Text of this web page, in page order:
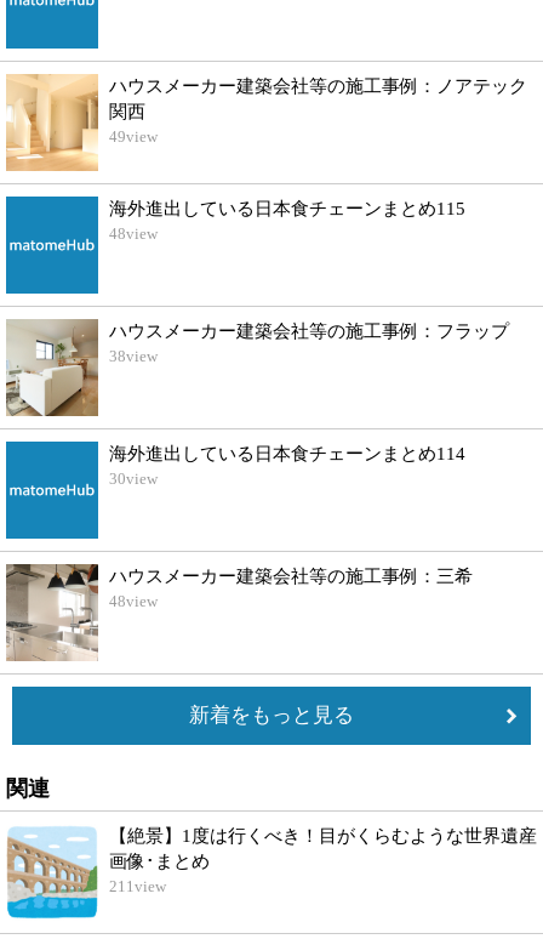
ハウスメーカー建築会社等の施工事例：ノアテック
関西
49view
海外進出している日本食チェーンまとめ115
48view
ハウスメーカー建築会社等の施工事例：フラップ
38view
海外進出している日本食チェーンまとめ114
30view
ハウスメーカー建築会社等の施工事例：三希
48view
新着をもっと見る
関連
【絶景】1度は行くべき！目がくらむような世界遺産
画像･まとめ
211view